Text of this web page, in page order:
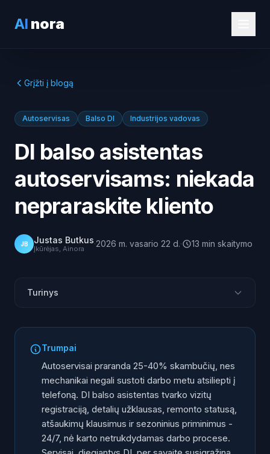
AI nora
Grįžti į blogą
Autoservisas Balso DI Industrijos vadovas
DI balso asistentas
autoservisams: niekada
nepraraskite kliento
JB Justas Butkus
Įkūrėjas, Ainora ·2026 m. vasario 22 d.· 13 min skaitymo
Turinys
Ką DI balso asistentas atlieka autoservise?
Sezoniniai pikas: padangų keitimas, kondicionierių
sezonas ir kt.
Skambučiai po darbo valandų ir avarinio aptarnavimo
Prieš ir po: kas keičiasi, kai DI atsako į telefoną
ROI autoservisui: skaičiai ir skaičiavimai
Trumpai
Autoservisai praranda 25-40% skambučių, nes
mechanikai negali sustoti darbo metu atsiliepti į
telefoną. DI balso asistentas tvarko vizitų
registraciją, detalių užklausas, remonto statusą,
atšaukimų klausimus ir sezoninius priminimus -
24/7, nė karto netrukdydamas darbo procese.